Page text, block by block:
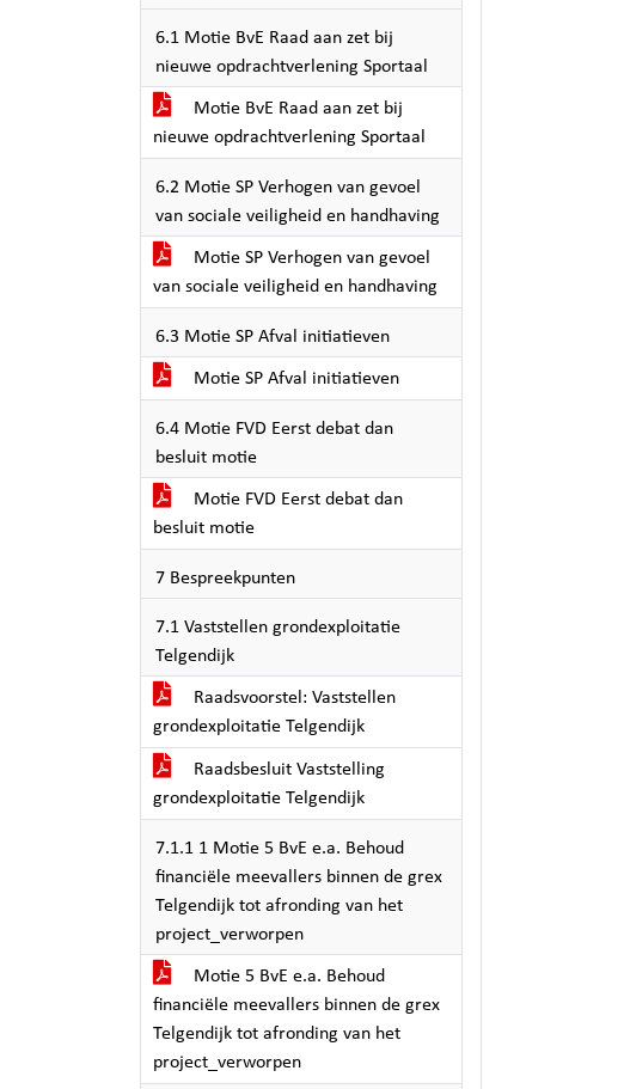
6.1 Motie BvE Raad aan zet bij
nieuwe opdrachtverlening Sportaal
Motie BvE Raad aan zet bij
nieuwe opdrachtverlening Sportaal
6.2 Motie SP Verhogen van gevoel
van sociale veiligheid en handhaving
Motie SP Verhogen van gevoel
van sociale veiligheid en handhaving
6.3 Motie SP Afval initiatieven
Motie SP Afval initiatieven
6.4 Motie FVD Eerst debat dan
besluit motie
Motie FVD Eerst debat dan
besluit motie
7 Bespreekpunten
7.1 Vaststellen grondexploitatie
Telgendijk
Raadsvoorstel: Vaststellen
grondexploitatie Telgendijk
Raadsbesluit Vaststelling
grondexploitatie Telgendijk
7.1.1 1 Motie 5 BvE e.a. Behoud
financiële meevallers binnen de grex
Telgendijk tot afronding van het
project_verworpen
Motie 5 BvE e.a. Behoud
financiële meevallers binnen de grex
Telgendijk tot afronding van het
project_verworpen